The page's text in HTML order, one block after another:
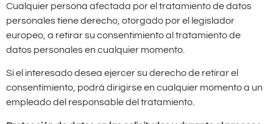
Cualquier persona afectada por el tratamiento de datos
personales tiene derecho, otorgado por el legislador
europeo, a retirar su consentimiento al tratamiento de
datos personales en cualquier momento.
Si el interesado desea ejercer su derecho de retirar el
consentimiento, podrá dirigirse en cualquier momento a un
empleado del responsable del tratamiento.